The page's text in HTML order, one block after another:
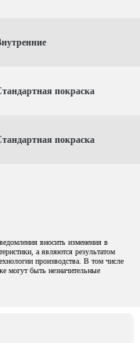
покраска
покраска
вносить изменения в
а являются результатом
производства. В том числе
могут быть незначительные